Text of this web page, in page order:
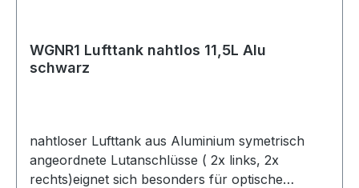
WGNR1 Lufttank nahtlos 11,5L Alu
schwarz
nahtloser Lufttank aus Aluminium symetrisch
angeordnete Lutanschlüsse ( 2x links, 2x
rechts)eignet sich besonders für optische